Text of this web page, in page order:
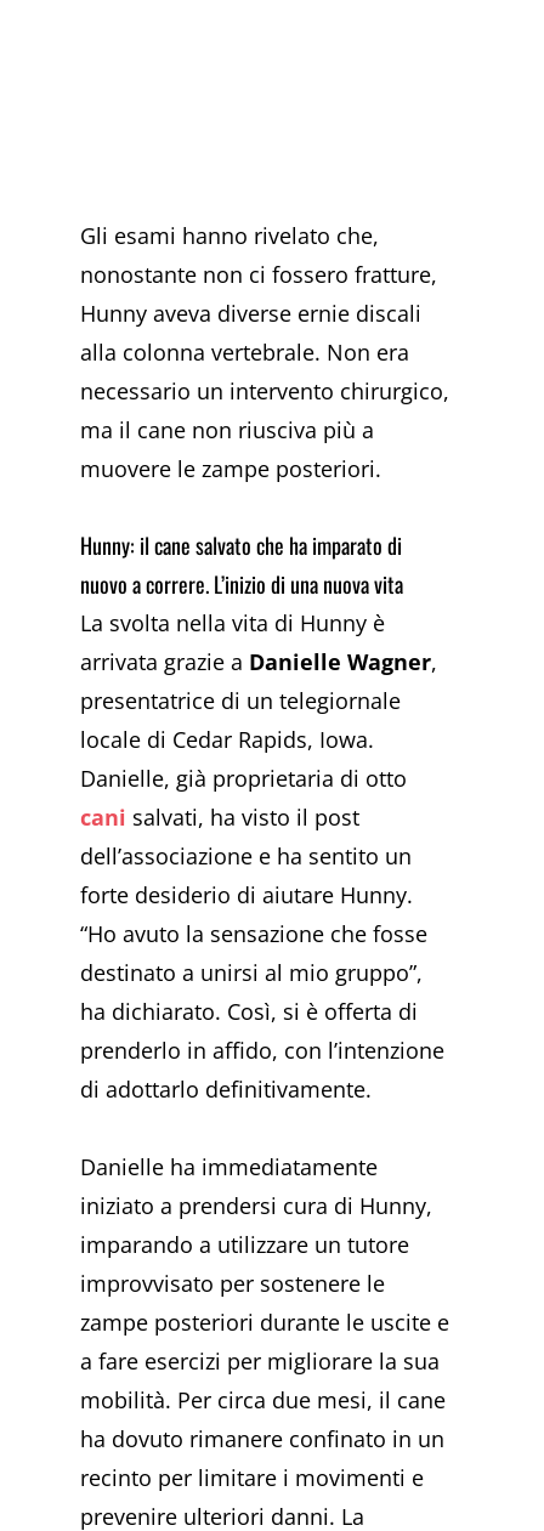
Gli esami hanno rivelato che,
nonostante non ci fossero fratture,
Hunny aveva diverse ernie discali
alla colonna vertebrale. Non era
necessario un intervento chirurgico,
ma il cane non riusciva più a
muovere le zampe posteriori.
Hunny: il cane salvato che ha imparato di
nuovo a correre. L’inizio di una nuova vita
La svolta nella vita di Hunny è
arrivata grazie a Danielle Wagner,
presentatrice di un telegiornale
locale di Cedar Rapids, Iowa.
Danielle, già proprietaria di otto
cani salvati, ha visto il post
dell’associazione e ha sentito un
forte desiderio di aiutare Hunny.
“Ho avuto la sensazione che fosse
destinato a unirsi al mio gruppo”,
ha dichiarato. Così, si è offerta di
prenderlo in affido, con l’intenzione
di adottarlo definitivamente.
Danielle ha immediatamente
iniziato a prendersi cura di Hunny,
imparando a utilizzare un tutore
improvvisato per sostenere le
zampe posteriori durante le uscite e
a fare esercizi per migliorare la sua
mobilità. Per circa due mesi, il cane
ha dovuto rimanere confinato in un
recinto per limitare i movimenti e
prevenire ulteriori danni. La